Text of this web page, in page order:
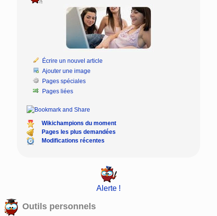
Écrire un nouvel article
Ajouter une image
Pages spéciales
Pages liées
Wikichampions du moment
Pages les plus demandées
Modifications récentes
Alerte !
Outils personnels